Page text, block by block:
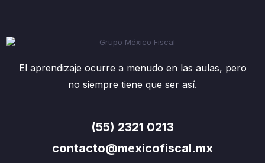
El aprendizaje ocurre a menudo en las aulas, pero
no siempre tiene que ser así.
(55) 2321 0213
contacto@mexicofiscal.mx